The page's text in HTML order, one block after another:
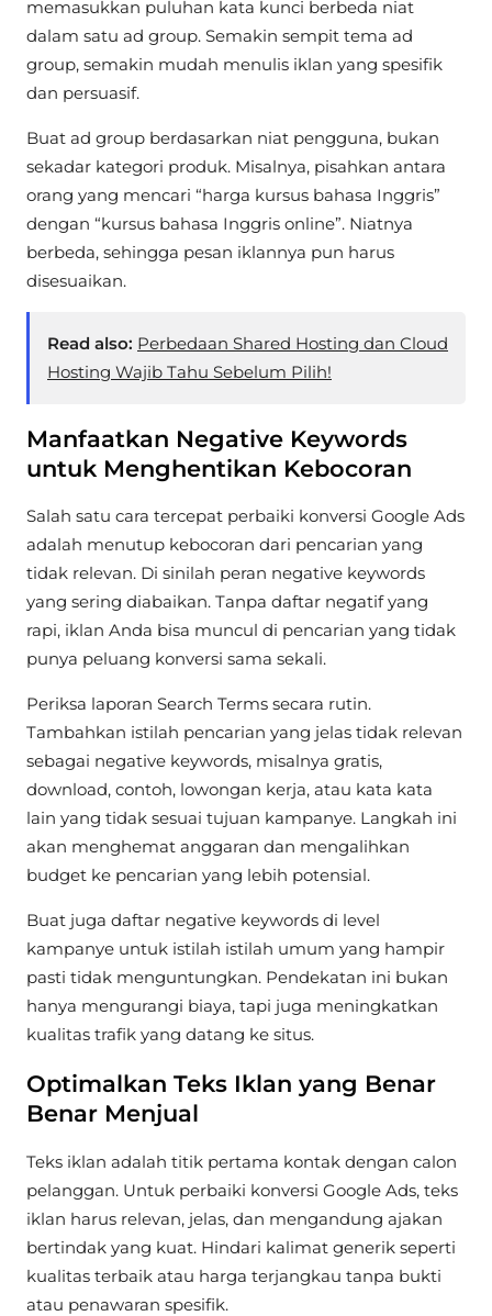
memasukkan puluhan kata kunci berbeda niat
dalam satu ad group. Semakin sempit tema ad
group, semakin mudah menulis iklan yang spesifik
dan persuasif.
Buat ad group berdasarkan niat pengguna, bukan
sekadar kategori produk. Misalnya, pisahkan antara
orang yang mencari “harga kursus bahasa Inggris”
dengan “kursus bahasa Inggris online”. Niatnya
berbeda, sehingga pesan iklannya pun harus
disesuaikan.
Read also: Perbedaan Shared Hosting dan Cloud
Hosting Wajib Tahu Sebelum Pilih!
Manfaatkan Negative Keywords
untuk Menghentikan Kebocoran
Salah satu cara tercepat perbaiki konversi Google Ads
adalah menutup kebocoran dari pencarian yang
tidak relevan. Di sinilah peran negative keywords
yang sering diabaikan. Tanpa daftar negatif yang
rapi, iklan Anda bisa muncul di pencarian yang tidak
punya peluang konversi sama sekali.
Periksa laporan Search Terms secara rutin.
Tambahkan istilah pencarian yang jelas tidak relevan
sebagai negative keywords, misalnya gratis,
download, contoh, lowongan kerja, atau kata kata
lain yang tidak sesuai tujuan kampanye. Langkah ini
akan menghemat anggaran dan mengalihkan
budget ke pencarian yang lebih potensial.
Buat juga daftar negative keywords di level
kampanye untuk istilah istilah umum yang hampir
pasti tidak menguntungkan. Pendekatan ini bukan
hanya mengurangi biaya, tapi juga meningkatkan
kualitas trafik yang datang ke situs.
Optimalkan Teks Iklan yang Benar
Benar Menjual
Teks iklan adalah titik pertama kontak dengan calon
pelanggan. Untuk perbaiki konversi Google Ads, teks
iklan harus relevan, jelas, dan mengandung ajakan
bertindak yang kuat. Hindari kalimat generik seperti
kualitas terbaik atau harga terjangkau tanpa bukti
atau penawaran spesifik.